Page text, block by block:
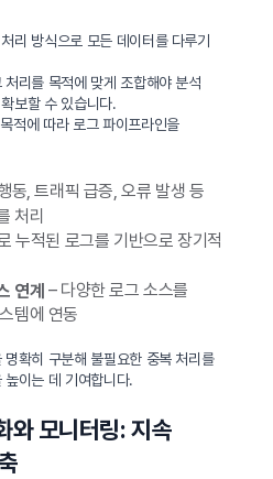
리 방식으로 모든 데이터를 다루기
리를 목적에 맞게 조합해야 분석
보할 수 있습니다.
적에 따라 로그 파이프라인을
동, 트래픽 급증, 오류 발생 등
처리
누적된 로그를 기반으로 장기적
연계 – 다양한 로그 소스를
템에 연동
확히 구분해 불필요한 중복 처리를
이는 데 기여합니다.
와 모니터링: 지속